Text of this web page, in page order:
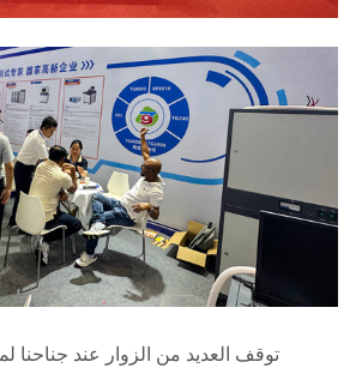
توقف العديد من الزوار عند جناحنا